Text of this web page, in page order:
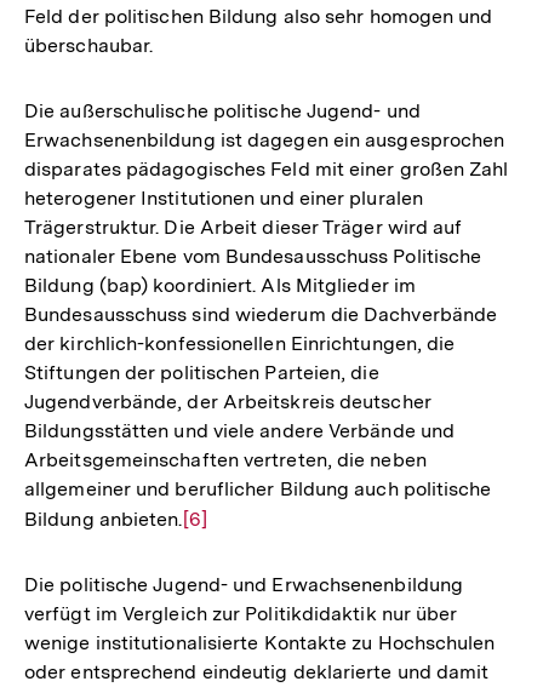
Feld der politischen Bildung also sehr homogen und
überschaubar.
Die außerschulische politische Jugend- und
Erwachsenenbildung ist dagegen ein ausgesprochen
disparates pädagogisches Feld mit einer großen Zahl
heterogener Institutionen und einer pluralen
Trägerstruktur. Die Arbeit dieser Träger wird auf
nationaler Ebene vom Bundesausschuss Politische
Bildung (bap) koordiniert. Als Mitglieder im
Bundesausschuss sind wiederum die Dachverbände
der kirchlich-konfessionellen Einrichtungen, die
Stiftungen der politischen Parteien, die
Jugendverbände, der Arbeitskreis deutscher
Bildungsstätten und viele andere Verbände und
Arbeitsgemeinschaften vertreten, die neben
allgemeiner und beruflicher Bildung auch politische
Bildung anbieten. Zur
der
Fußnote
[6]
Die politische Jugend- und Erwachsenenbildung
verfügt im Vergleich zur Politikdidaktik nur über
wenige institutionalisierte Kontakte zu Hochschulen
oder entsprechend eindeutig deklarierte und damit